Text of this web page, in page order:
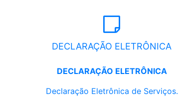
DECLARAÇÃO ELETRÔNICA
DECLARAÇÃO ELETRÔNICA
Declaração Eletrônica de Serviços.